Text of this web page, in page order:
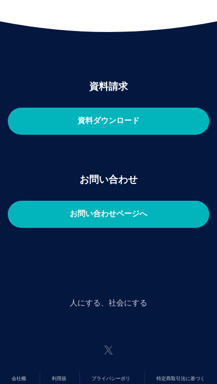
資料請求
資料ダウンロード
お問い合わせ
お問い合わせページへ
人にGiveする、社会にGiveする
会社概 利用規 プライバシーポリ 特定商取引法に基づく